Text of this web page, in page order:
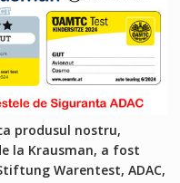
produsul nostru,
la Krausman, a fost
Warentest, ADAC,